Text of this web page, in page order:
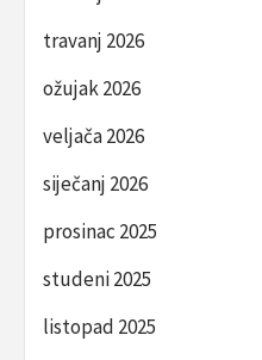
travanj 2026
ožujak 2026
veljača 2026
siječanj 2026
prosinac 2025
studeni 2025
listopad 2025